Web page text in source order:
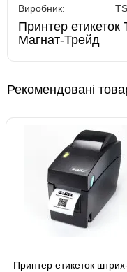
Виробник:
Принтер етикеток
Магнат-Трейд
Рекомендовані
Принтер етикеток штрих-